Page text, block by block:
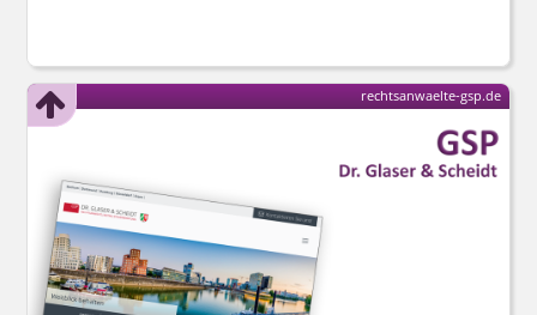
rechtsanwaelte-gsp.de